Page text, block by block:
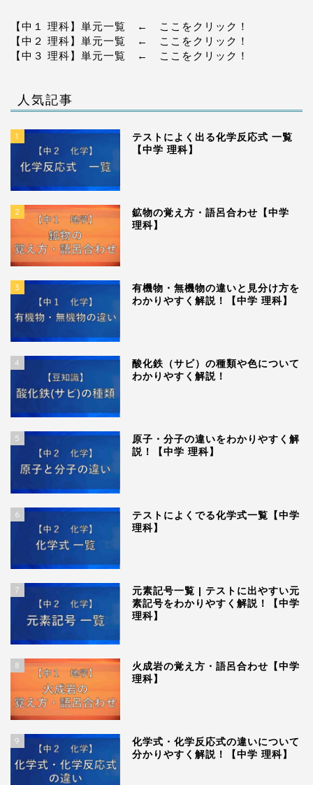
【中１ 理科】単元一覧 ← ここをクリック！
【中２ 理科】単元一覧 ← ここをクリック！
【中３ 理科】単元一覧 ← ここをクリック！
人気記事
1
テストによく出る化学反応式 一覧
【中学 理科】
2
鉱物の覚え方・語呂合わせ【中学
理科】
3
有機物・無機物の違いと見分け方を
わかりやすく解説！【中学 理科】
4
酸化鉄（サビ）の種類や色について
わかりやすく解説！
5
原子・分子の違いをわかりやすく解
説！【中学 理科】
6
テストによくでる化学式一覧【中学
理科】
7
元素記号一覧 | テストに出やすい元
素記号をわかりやすく解説！【中学
理科】
8
火成岩の覚え方・語呂合わせ【中学
理科】
9
化学式・化学反応式の違いについて
分かりやすく解説！【中学 理科】